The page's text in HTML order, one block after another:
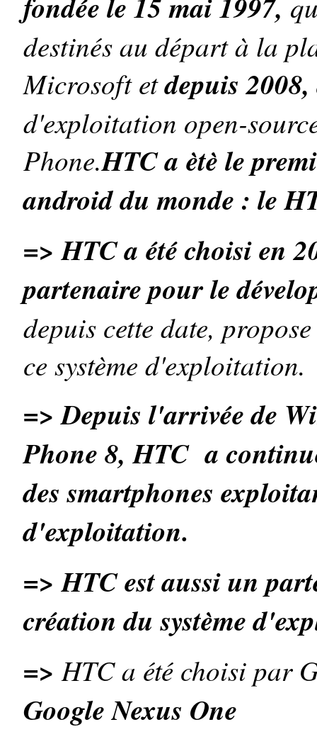
destinés au départ à la
Microsoft etdepuis
d'exploitation open-
Phone.HTC a ètè le
android du monde : le
=> HTC a été choisi en
partenaire pour le
depuis cette date,
ce système d'exploitation.
=> Depuis l'arrivée de
Phone 8, HTC a
des smartphones
d'exploitation.
=> HTC est aussi un
création du système
=> HTC a été choisi par
Google Nexus One